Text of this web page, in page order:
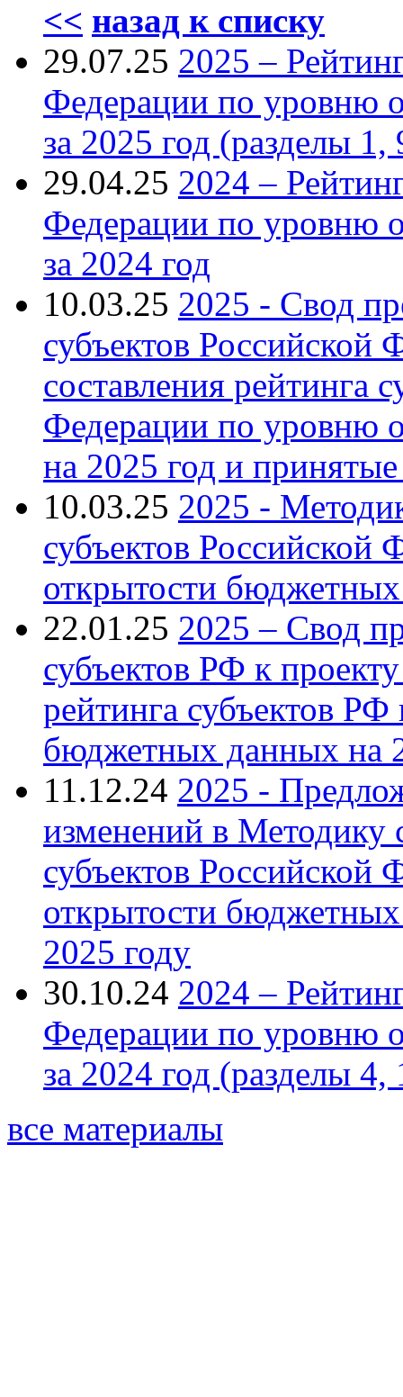
<< назад к списку
29.07.25 2025 –
Федерации по уровню
за 2025 год (разделы 1,
29.04.25 2024 –
Федерации по уровню
за 2024 год
10.03.25 2025 - Свод
субъектов Российской
составления рейтинга
Федерации по уровню
на 2025 год и
10.03.25 2025 -
субъектов
открытости
22.01.25 2025 – Свод
субъектов РФ к
рейтинга субъектов
бюджетных данных на
11.12.24 2025 -
изменений в Методику
субъектов
открытости
2025 году
30.10.24 2024 –
Федерации по уровню
за 2024 год (разделы 4,
все материалы